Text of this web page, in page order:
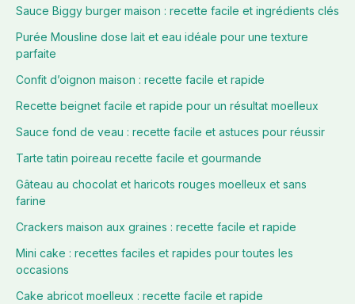
Sauce Biggy burger maison : recette facile et ingrédients clés
Purée Mousline dose lait et eau idéale pour une texture
parfaite
Confit d’oignon maison : recette facile et rapide
Recette beignet facile et rapide pour un résultat moelleux
Sauce fond de veau : recette facile et astuces pour réussir
Tarte tatin poireau recette facile et gourmande
Gâteau au chocolat et haricots rouges moelleux et sans
farine
Crackers maison aux graines : recette facile et rapide
Mini cake : recettes faciles et rapides pour toutes les
occasions
Cake abricot moelleux : recette facile et rapide